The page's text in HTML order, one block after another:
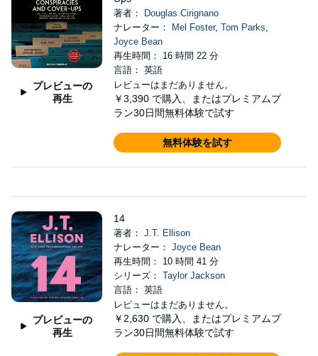
プレビューの
再生
著者：
Douglas Cirignano
ナレーター：
Mel Foster, Tom Parks,
Joyce Bean
再生時間： 16 時間 22 分
言語： 英語
レビューはまだありません。
￥3,390 で購入、またはプレミアムプ
ラン30日間無料体験で試す
無料体験を試す
プレビューの
再生
14
著者： J.T. Ellison
ナレーター： Joyce Bean
再生時間： 10 時間 41 分
シリーズ： Taylor Jackson
言語： 英語
レビューはまだありません。
￥2,630 で購入、またはプレミアムプ
ラン30日間無料体験で試す